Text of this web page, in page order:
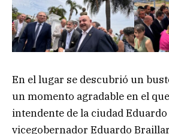
En el lugar se descubrió un
un momento agradable en el
intendente de la ciudad Eduardo
vicegobernador Eduardo